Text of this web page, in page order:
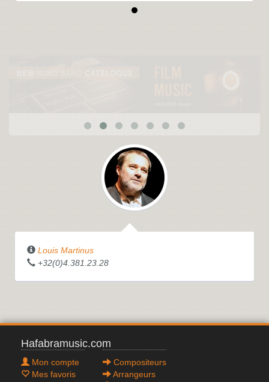
Louis Martinus
+32(0)4.381.23.28
Hafabramusic.com
Mon compte
Mes favoris
Compositeurs
Arrangeurs